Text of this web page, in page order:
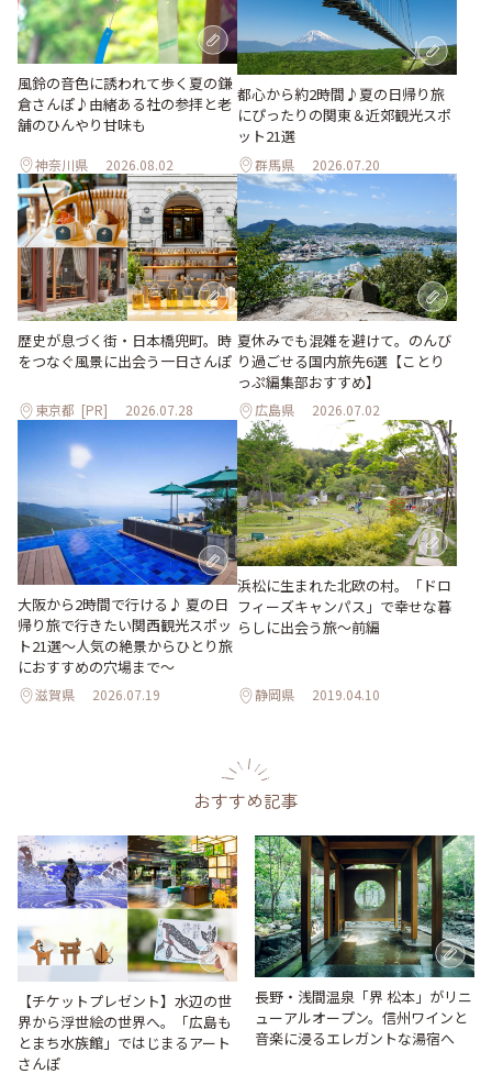
風鈴の音色に誘われて歩く夏の鎌
倉さんぽ♪由緒ある社の参拝と老
舗のひんやり甘味も
神奈川県 2026.08.02
都心から約2時間♪夏の日帰り旅
にぴったりの関東＆近郊観光スポ
ット21選
群馬県 2026.07.20
歴史が息づく街・日本橋兜町。時
をつなぐ風景に出会う一日さんぽ
東京都 [PR] 2026.07.28
夏休みでも混雑を避けて。のんび
り過ごせる国内旅先6選【ことり
っぷ編集部おすすめ】
広島県 2026.07.02
大阪から2時間で行ける♪ 夏の日
帰り旅で行きたい関西観光スポッ
ト21選～人気の絶景からひとり旅
におすすめの穴場まで～
滋賀県 2026.07.19
浜松に生まれた北欧の村。「ドロ
フィーズキャンパス」で幸せな暮
らしに出会う旅～前編
静岡県 2019.04.10
おすすめ記事
【チケットプレゼント】水辺の世
界から浮世絵の世界へ。「広島も
とまち水族館」ではじまるアート
さんぽ
長野・浅間温泉「界 松本」がリニ
ューアルオープン。信州ワインと
音楽に浸るエレガントな湯宿へ